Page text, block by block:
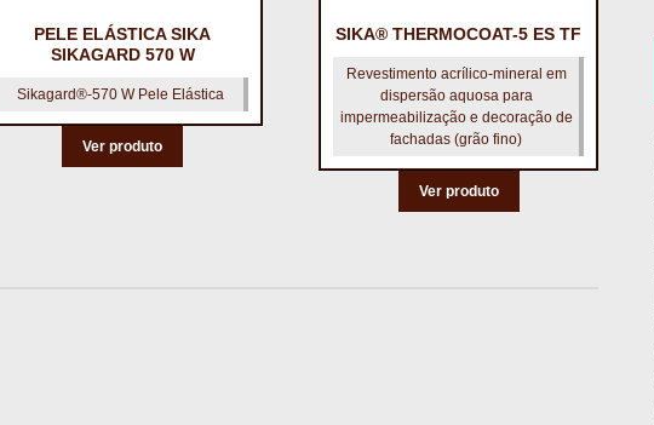
PELE ELÁSTICA SIKA
SIKAGARD 570 W
Sikagard®-570 W Pele Elástica
Ver produto
SIKA® THERMOCOAT-5 ES TF
Revestimento acrílico-mineral em
dispersão aquosa para
impermeabilização e decoração de
fachadas (grão fino)
Ver produto